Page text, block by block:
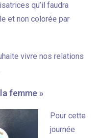
qu’il faudra
et non colorée par
vivre nos relations
femme »
Pour cette
journée